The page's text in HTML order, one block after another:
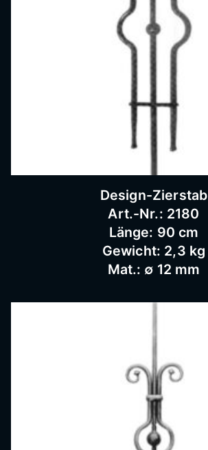
Design-Zierstab
Art.-Nr.: 2180
Länge: 90 cm
Gewicht: 2,3 kg
Mat.: ∅ 12 mm